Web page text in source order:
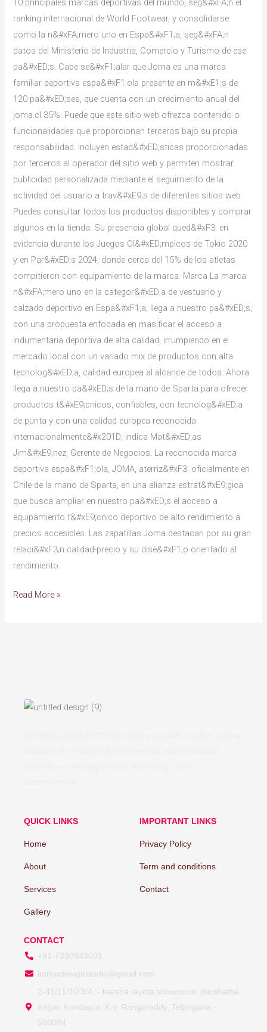
10 principales marcas deportivas del mundo, seg&#xFA;n el
ranking internacional de World Footwear, y consolidarse
como la n&#xFA;mero uno en Espa&#xF1;a, seg&#xFA;n
datos del Ministerio de Industria, Comercio y Turismo de ese
pa&#xED;s. Cabe se&#xF1;alar que Joma es una marca
familiar deportiva espa&#xF1;ola presente en m&#xE1;s de
120 pa&#xED;ses, que cuenta con un crecimiento anual del
joma.cl 35%. Puede que este sitio web ofrezca contenido o
funcionalidades que proporcionan terceros bajo su propia
responsabilidad. Incluyen estad&#xED;sticas proporcionadas
por terceros al operador del sitio web y permiten mostrar
publicidad personalizada mediante el seguimiento de la
actividad del usuario a trav&#xE9;s de diferentes sitios web.
Puedes consultar todos los productos disponibles y comprar
algunos en la tienda. Su presencia global qued&#xF3; en
evidencia durante los Juegos Ol&#xED;mpicos de Tokio 2020
y en Par&#xED;s 2024, donde cerca del 15% de los atletas
compitieron con equipamiento de la marca. Marca La marca
n&#xFA;mero uno en la categor&#xED;a de vestuario y
calzado deportivo en Espa&#xF1;a, llega a nuestro pa&#xED;s,
con una propuesta enfocada en masificar el acceso a
indumentaria deportiva de alta calidad, irrumpiendo en el
mercado local con un variado mix de productos con alta
tecnolog&#xED;a, calidad europea al alcance de todos. Ahora
llega a nuestro pa&#xED;s de la mano de Sparta para ofrecer
productos t&#xE9;cnicos, confiables, con tecnolog&#xED;a
de punta y con una calidad europea reconocida
internacionalmente&#x201D; indica Mat&#xED;as
Jim&#xE9;nez, Gerente de Negocios. La reconocida marca
deportiva espa&#xF1;ola, JOMA, aterriz&#xF3; oficialmente en
Chile de la mano de Sparta, en una alianza estrat&#xE9;gica
que busca ampliar en nuestro pa&#xED;s el acceso a
equipamiento t&#xE9;cnico deportivo de alto rendimiento a
precios accesibles. Las zapatillas Joma destacan por su gran
relaci&#xF3;n calidad-precio y su dise&#xF1;o orientado al
rendimiento.
Read More »
QUICK LINKS
Home
About
Services
Gallery
IMPORTANT LINKS
Privacy Policy
Term and conditions
Contact
CONTACT
+91-7330843091
intrioxdesignstudio@gmail.com
2-41/11/10/3/4, - harsha tayota showroom, parshatha
nagar, Kondapur, K.v. Rangareddy, Telangana -
500084